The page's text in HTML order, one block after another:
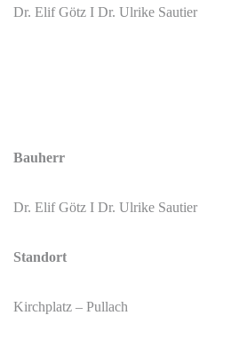
Dr. Elif Götz I Dr. Ulrike Sautier
Bauherr
Dr. Elif Götz I Dr. Ulrike Sautier
Standort
Kirchplatz – Pullach